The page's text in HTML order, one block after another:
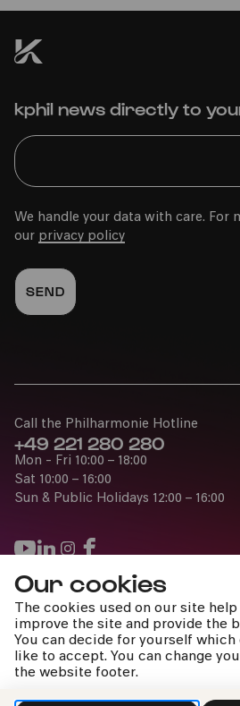
Our cookies
The cookies used on our site
improve the site and provide the
You can decide for yourself
like to accept. You can change
the website footer.
kphil news directly to
We handle your data with care. For
our privacy policy
Press
Jobs
News
Contact
Submit a withdrawal request
Call the Philharmonie Hotline
+49 221 280 280
Mon - Fri 10:00 – 18:00
Sat 10:00 – 16:00
Sun & Public Holidays 12:00 – 16:00